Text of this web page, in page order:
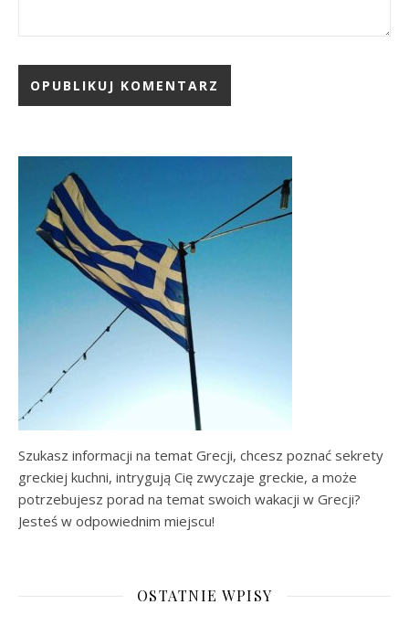
Szukasz informacji na temat Grecji, chcesz poznać sekrety
greckiej kuchni, intrygują Cię zwyczaje greckie, a może
potrzebujesz porad na temat swoich wakacji w Grecji?
Jesteś w odpowiednim miejscu!
OSTATNIE WPISY